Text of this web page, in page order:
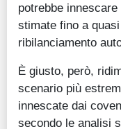
potrebbe
stimate fino a
ribilanciamento
È giusto, però,
scenario più
innescate dai
secondo le analisi